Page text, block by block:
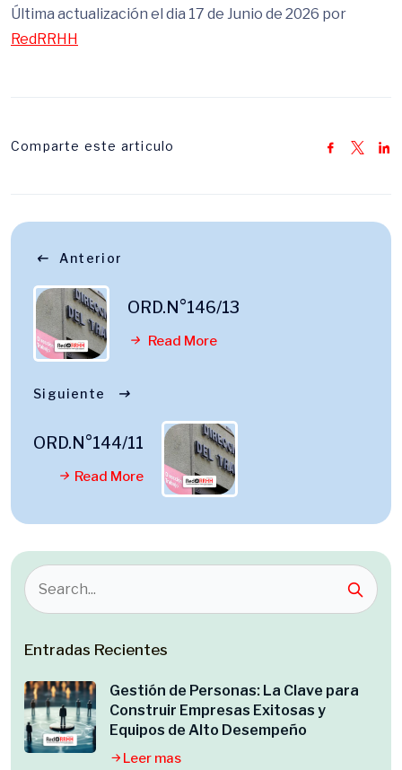
Última actualización el dia 17 de Junio de 2026 por
RedRRHH
Comparte este articulo
Anterior
ORD.N°146/13
Read More
Siguiente
ORD.N°144/11
Read More
Entradas Recientes
Gestión de Personas: La Clave para
Construir Empresas Exitosas y
Equipos de Alto Desempeño
Leer mas